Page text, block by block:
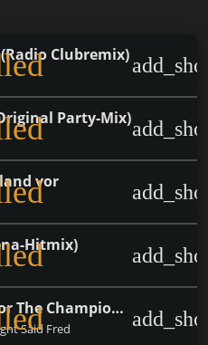
Clubremix)
Party-Mix)
vor
Hitmix)
05. Stand Up For The Champions (German Party Version)
Said Fred